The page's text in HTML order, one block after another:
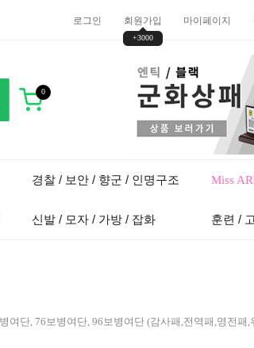
로그인 회원가입
+3000
마이페이지
0
경찰 / 보안 / 향군 / 인명구조
신발 / 모자 / 가방 / 잡화
Miss
훈련 /
여단, 76보병여단, 96보병여단 (감사패,전역패,영전패